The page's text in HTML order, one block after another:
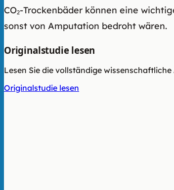
CO₂-Trockenbäder können eine
sonst von Amputation bedroht wären.
Originalstudie lesen
Lesen Sie die vollständige
Originalstudie lesen